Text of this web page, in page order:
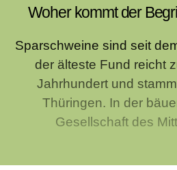
Woher kommt der
Sparschweine sind seit
der älteste Fund reicht
Jahrhundert und
Thüringen. In der
Gesellschaft des